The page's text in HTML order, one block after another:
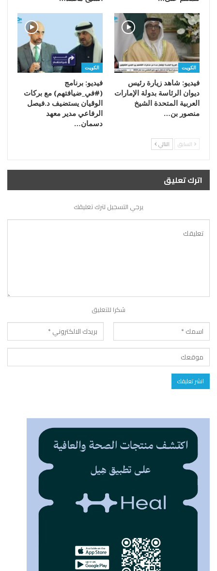
الكويت
فيديو: شاهد زيارة رئيس
ديوان الرئاسة بدولة الإمارات
العربية المتحدة الشيخ
منصور بن…
الكويت
فيديو: برنامج
(#في_ضيافتهم) مع بركات
الوقيان يستضيف د.فيصل
الرفاعي مدير معهد
دسمان…
السابق التالي
اترك تعليق
يرجي التسجيل لترك تعليقك
شكرا للتعليق